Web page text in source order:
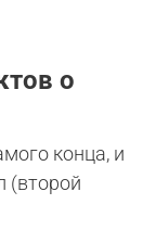
о
конца, и
(второй